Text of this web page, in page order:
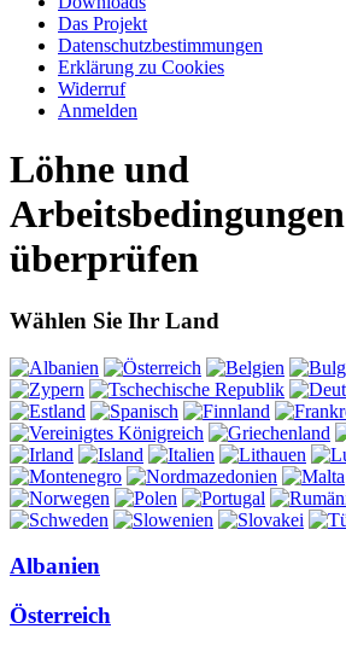
Das Projekt
Datenschutzbestimmungen
Erklärung zu Cookies
Widerruf
Anmelden
Löhne und
Arbeitsbedingungen
überprüfen
Wählen Sie Ihr Land
Albanien
Österreich